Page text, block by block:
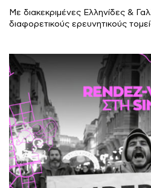
Με διακεκριμένες Ελληνίδες &
διαφορετικούς ερευνητικούς